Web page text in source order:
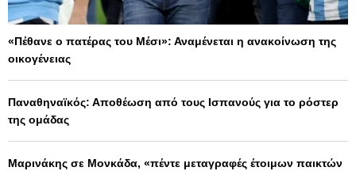
«Πέθανε ο πατέρας του Μέσι»: Αναμένεται η ανακοίνωση της
οικογένειας
Παναθηναϊκός: Αποθέωση από τους Ισπανούς για το ρόστερ
της ομάδας
Μαρινάκης σε Μονκάδα, «πέντε μεταγραφές έτοιμων παικτών